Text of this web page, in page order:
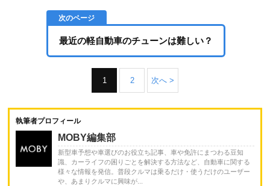
最近の軽自動車のチューンは難しい？
1 2 次へ >
執筆者プロフィール
MOBY編集部
新型車予想や車選びのお役立ち記事、車や免許にまつわる豆知
識、カーライフの困りごとを解決する方法など、自動車に関する
様々な情報を発信。普段クルマは乗るだけ・使うだけのユーザー
や、あまりクルマに興味が...